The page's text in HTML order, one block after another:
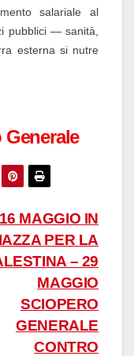
salariale al
pubblici — sanità,
esterna si nutre
16 MAGGIO IN
PER LA
– 29
MAGGIO
SCIOPERO
GENERALE
CONTRO